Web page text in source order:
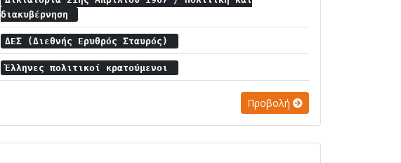
διακυβέρνηση
ΔΕΣ (Διεθνής Ερυθρός Σταυρός)
Έλληνες πολιτικοί κρατούμενοι
Προβολή